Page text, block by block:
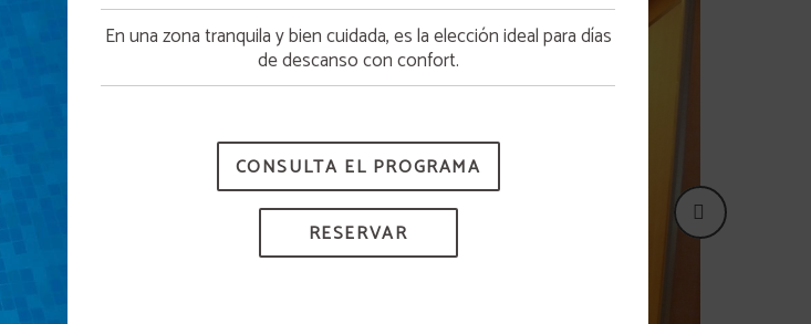
Apertura piscina
La piscina estará disponible a partir del 15 de junio.
En una zona tranquila y bien cuidada, es la elección ideal para días
de descanso con confort.
CONSULTA EL PROGRAMA
RESERVAR